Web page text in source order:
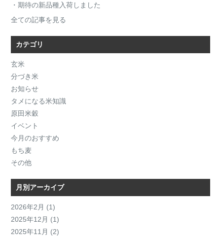
・期待の新品種入荷しました
全ての記事を見る
カテゴリ
玄米
分づき米
お知らせ
タメになる米知識
原田米穀
イベント
今月のおすすめ
もち麦
その他
月別アーカイブ
2026年2月 (1)
2025年12月 (1)
2025年11月 (2)